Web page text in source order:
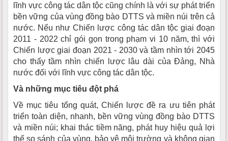
lĩnh vực công tác dân tộc cũng chính là với sự phát triển
bền vững của vùng đồng bào DTTS và miền núi trên cả
nước. Nếu như Chiến lược công tác dân tộc giai đoạn
2011 - 2022 chỉ gói gọn trong phạm vi 10 năm, thì với
Chiến lược giai đoạn 2021 - 2030 và tầm nhìn tới 2045
cho thấy tầm nhìn chiến lược lâu dài của Đảng, Nhà
nước đối với lĩnh vực công tác dân tộc.
Và những mục tiêu đột phá
Về mục tiêu tổng quát, Chiến lược đề ra ưu tiên phát
triển toàn diện, nhanh, bền vững vùng đồng bào DTTS
và miền núi; khai thác tiềm năng, phát huy hiệu quả lợi
thế so sánh của vùng, bảo vệ môi trường và không gian